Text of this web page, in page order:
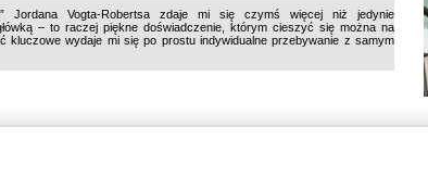
Jordana Vogta-Robertsa zdaje mi się czymś więcej niż jedynie
– to raczej piękne doświadczenie, którym cieszyć się można na
kluczowe wydaje mi się po prostu indywidualne przebywanie z samym